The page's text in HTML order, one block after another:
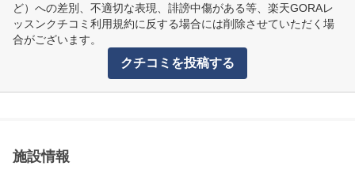
ど）への差別、不適切な表現、誹謗中傷がある等、楽天GORAレ
ッスンクチコミ利用規約に反する場合には削除させていただく場
合がございます。
クチコミを投稿する
施設情報